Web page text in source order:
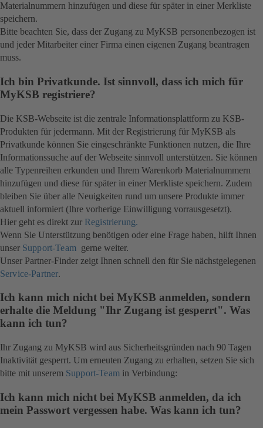
Materialnummern hinzufügen und diese für später in einer Merkliste
speichern.
Bitte beachten Sie, dass der Zugang zu MyKSB personenbezogen ist
und jeder Mitarbeiter einer Firma einen eigenen Zugang beantragen
muss.
Ich bin Privatkunde. Ist sinnvoll, dass ich mich für
MyKSB registriere?
Die KSB-Webseite ist die zentrale Informationsplattform zu KSB-
Produkten für jedermann. Mit der Registrierung für MyKSB als
Privatkunde können Sie eingeschränkte Funktionen nutzen, die Ihre
Informationssuche auf der Webseite sinnvoll unterstützen. Sie können
alle Typenreihen erkunden und Ihrem Warenkorb Materialnummern
hinzufügen und diese für später in einer Merkliste speichern. Zudem
bleiben Sie über alle Neuigkeiten rund um unsere Produkte immer
aktuell informiert (Ihre vorherige Einwilligung vorrausgesetzt).
Hier geht es direkt zur Registrierung.
Wenn Sie Unterstützung benötigen oder eine Frage haben, hilft Ihnen
unser Support-Team gerne weiter.
Unser Partner-Finder zeigt Ihnen schnell den für Sie nächstgelegenen
Service-Partner.
Ich kann mich nicht bei MyKSB anmelden, sondern
erhalte die Meldung "Ihr Zugang ist gesperrt". Was
kann ich tun?
Ihr Zugang zu MyKSB wird aus Sicherheitsgründen nach 90 Tagen
Inaktivität gesperrt. Um erneuten Zugang zu erhalten, setzen Sie sich
bitte mit unserem Support-Team in Verbindung:
Ich kann mich nicht bei MyKSB anmelden, da ich
mein Passwort vergessen habe. Was kann ich tun?